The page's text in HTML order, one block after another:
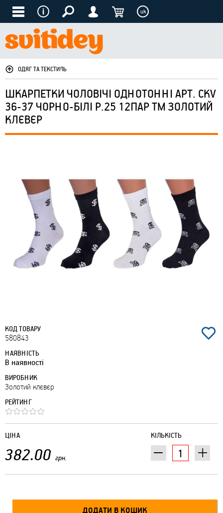
uk
ОДЯГ ТА ТЕКСТИЛЬ
ШКАРПЕТКИ ЧОЛОВІЧІ ОДНОТОННІ АРТ. CKV
36-37 ЧОРНО-БІЛІ Р.25 12ПАР ТМ ЗОЛОТИЙ
КЛЄВЄР
КОД ТОВАРУ
580843
НАЯВНІСТЬ
В наявності
ВИРОБНИК
Золотий клєвєр
РЕЙТИНГ
КІЛЬКІСТЬ
ЦІНА
382.00 грн.